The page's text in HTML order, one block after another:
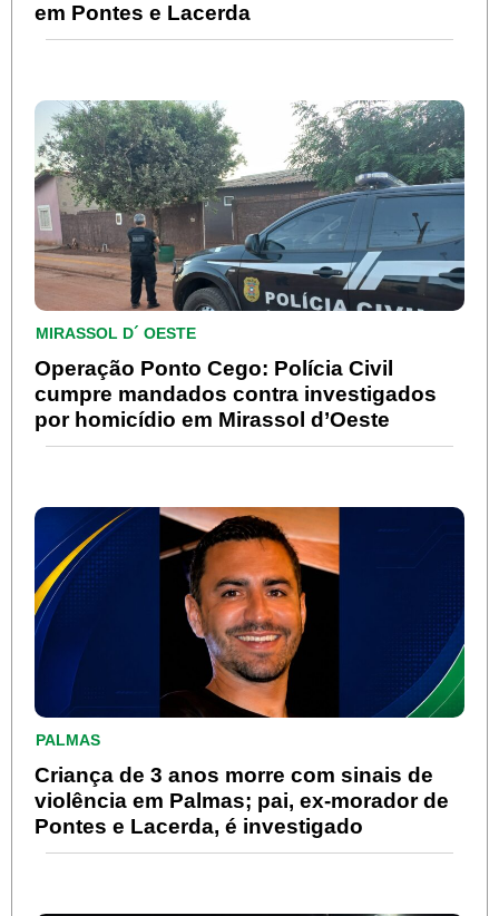
em Pontes e Lacerda
MIRASSOL D´ OESTE
Operação Ponto Cego: Polícia Civil
cumpre mandados contra investigados
por homicídio em Mirassol d’Oeste
PALMAS
Criança de 3 anos morre com sinais de
violência em Palmas; pai, ex-morador de
Pontes e Lacerda, é investigado